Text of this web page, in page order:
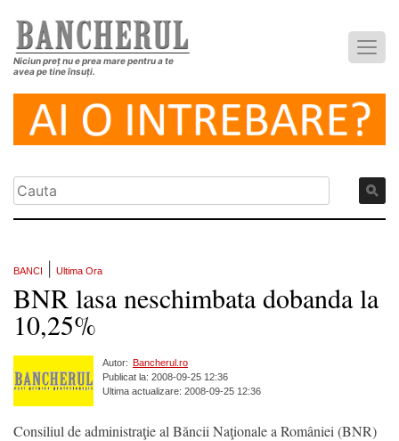
Niciun preț nu e prea mare pentru a te
avea pe tine însuți.
BANCI Ultima Ora
BNR lasa neschimbata dobanda la
10,25%
Autor: Bancherul.ro
Publicat la: 2008-09-25 12:36
Ultima actualizare: 2008-09-25 12:36
Consiliul de administraţie al Băncii Naţionale a României (BNR)